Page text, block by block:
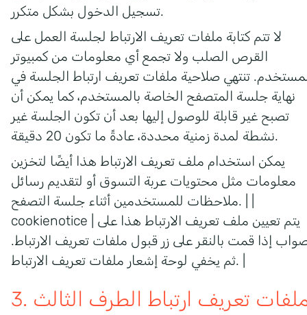
تسجيل الدخول بشكل متكرر.
لا تتم كتابة ملفات تعريف الارتباط لجلسة العمل على
القرص الصلب ولا تجمع أي معلومات من كمبيوتر
تنتهي صلاحية ملفات تعريف ارتباط الجلسة في
نهاية جلسة المتصفح الخاصة بالمستخدم، كما يمكن أن
تصبح غير قابلة للوصول إليها بعد أن تكون الجلسة غير
نشطة لمدة زمنية محددة، عادةً ما تكون 20 دقيقة.
يمكن استخدام ملف تعريف الارتباط هذا أيضًا لتخزين
معلومات مثل محتويات عربة التسوق أو لتقديم رسائل
ملاحظات للمستخدمين أثناء جلسة التصفح. | |
cookienotice | يتم تعيين ملف تعريف الارتباط هذا على
إذا قمت بالنقر على زر قبول ملفات تعريف الارتباط.
ثم يخفي لوحة إشعار ملفات تعريف الارتباط. |
ملفات تعريف ارتباط الطرف الثالث